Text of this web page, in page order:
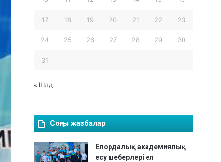
17 18 19 20 21 22 23
24 25 26 27 28 29 30
31
« Шлд
Соңғы жазбалар
Елордалық академиялық
есу шеберлері ел